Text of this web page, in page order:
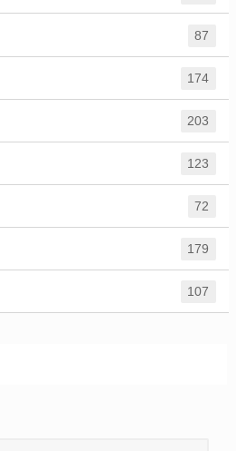
87
174
203
123
72
179
107